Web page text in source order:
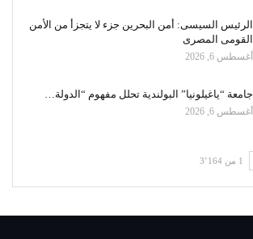
الرئيس السيسى: أمن البحرين جزء لا يتجزأ من الأمن
القومى المصرى
أغسطس 6, 2026
جامعة “ياغيلونيا” البولندية تحلل مفهوم “الدولة…
أغسطس 6, 2026
1 من 3٬164